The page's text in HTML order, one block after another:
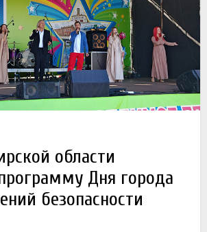
области
Дня города
безопасности